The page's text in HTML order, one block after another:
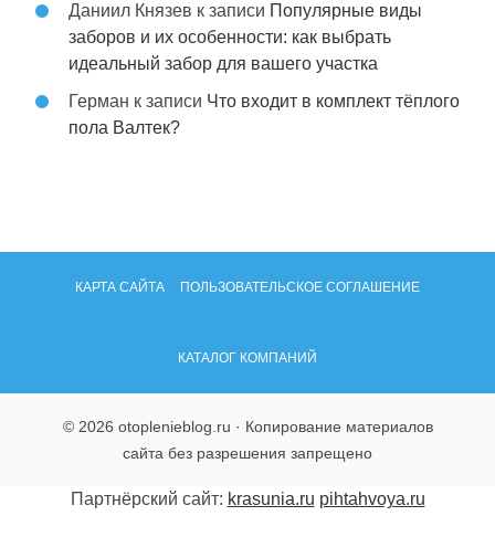
Даниил Князев к записи Популярные виды
заборов и их особенности: как выбрать
идеальный забор для вашего участка
Герман к записи Что входит в комплект тёплого
пола Валтек?
КАРТА САЙТА ПОЛЬЗОВАТЕЛЬСКОЕ СОГЛАШЕНИЕ
КАТАЛОГ КОМПАНИЙ
© 2026 otoplenieblog.ru · Копирование материалов
сайта без разрешения запрещено
Партнёрский сайт: krasunia.ru pihtahvoya.ru